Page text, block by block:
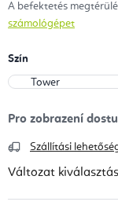
A befektetés
számológépet
Szín
Szállítási
Változat